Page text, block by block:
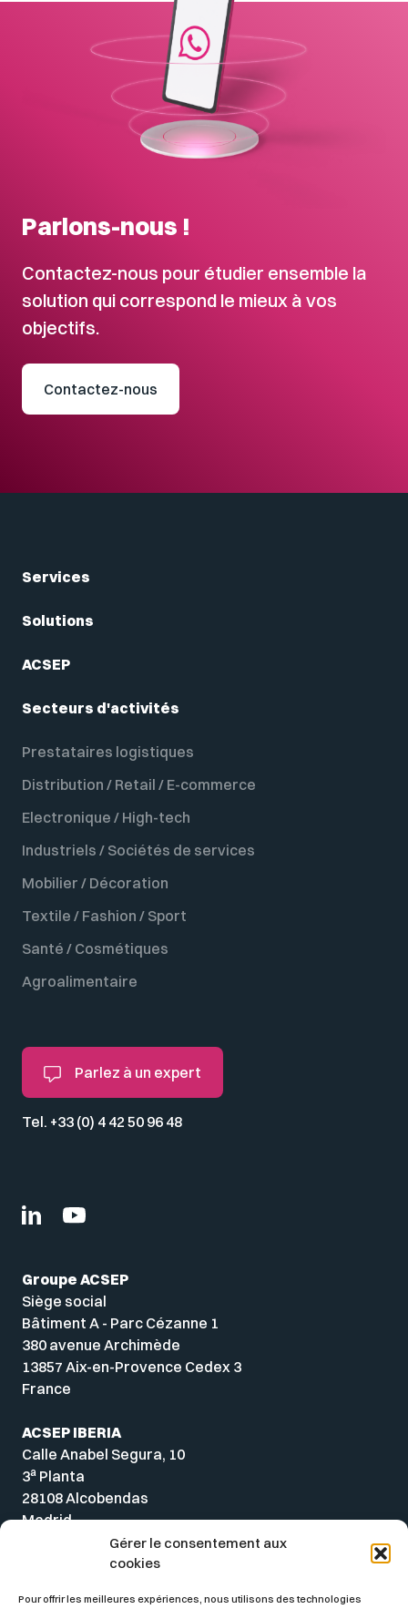
Gérer le consentement aux
cookies
Pour offrir les meilleures expériences, nous utilisons des technologies
Parlons-nous !
Contactez-nous pour étudier ensemble la
solution qui correspond le mieux à vos
objectifs.
Contactez-nous
Parlez à un expert
Tel. +33 (0) 4 42 50 96 48
Services
Solutions
ACSEP
Secteurs d'activités
Prestataires logistiques
Distribution / Retail / E-commerce
Electronique / High-tech
Industriels / Sociétés de services
Mobilier / Décoration
Textile / Fashion / Sport
Santé / Cosmétiques
Agroalimentaire
Groupe ACSEP
Siège social
Bâtiment A - Parc Cézanne 1
380 avenue Archimède
13857 Aix-en-Provence Cedex 3
France
ACSEP IBERIA
Calle Anabel Segura, 10
3a Planta
28108 Alcobendas
Madrid